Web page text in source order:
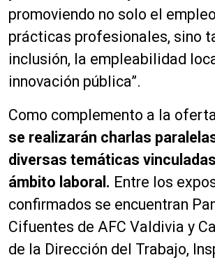
promoviendo no solo el
prácticas profesionales, sino
inclusión, la empleabilidad
innovación pública”.
Como complemento a la
se realizarán charlas
diversas temáticas
ámbito laboral. Entre los
confirmados se encuentran
Cifuentes de AFC Valdivia y
de la Dirección del Trabajo,